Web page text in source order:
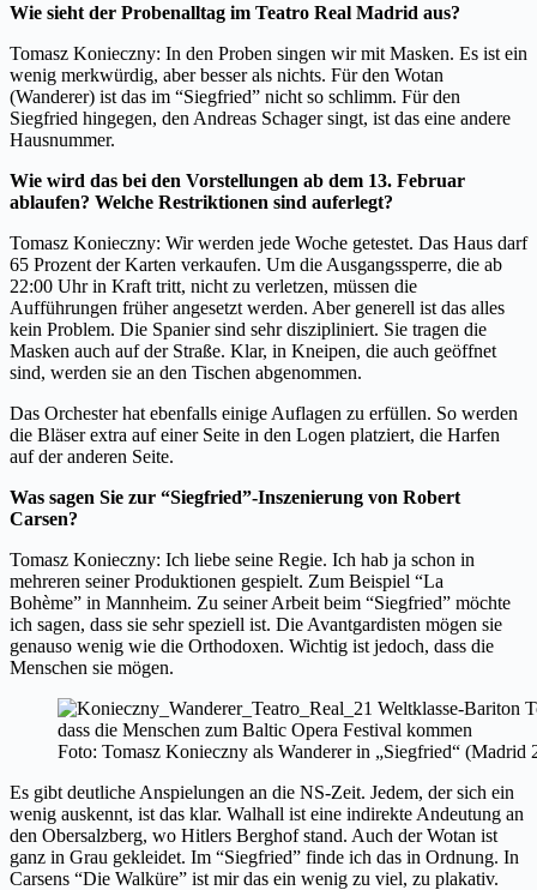
Wie sieht der Probenalltag im Teatro Real Madrid aus?
Tomasz Konieczny: In den Proben singen wir mit Masken. Es ist ein
wenig merkwürdig, aber besser als nichts. Für den Wotan
(Wanderer) ist das im “Siegfried” nicht so schlimm. Für den
Siegfried hingegen, den Andreas Schager singt, ist das eine andere
Hausnummer.
Wie wird das bei den Vorstellungen ab dem 13. Februar
ablaufen? Welche Restriktionen sind auferlegt?
Tomasz Konieczny: Wir werden jede Woche getestet. Das Haus darf
65 Prozent der Karten verkaufen. Um die Ausgangssperre, die ab
22:00 Uhr in Kraft tritt, nicht zu verletzen, müssen die
Aufführungen früher angesetzt werden. Aber generell ist das alles
kein Problem. Die Spanier sind sehr diszipliniert. Sie tragen die
Masken auch auf der Straße. Klar, in Kneipen, die auch geöffnet
sind, werden sie an den Tischen abgenommen.
Das Orchester hat ebenfalls einige Auflagen zu erfüllen. So werden
die Bläser extra auf einer Seite in den Logen platziert, die Harfen
auf der anderen Seite.
Was sagen Sie zur “Siegfried”-Inszenierung von Robert
Carsen?
Tomasz Konieczny: Ich liebe seine Regie. Ich hab ja schon in
mehreren seiner Produktionen gespielt. Zum Beispiel “La
Bohème” in Mannheim. Zu seiner Arbeit beim “Siegfried” möchte
ich sagen, dass sie sehr speziell ist. Die Avantgardisten mögen sie
genauso wenig wie die Orthodoxen. Wichtig ist jedoch, dass die
Menschen sie mögen.
Foto: Tomasz Konieczny als Wanderer in „Siegfried“
Es gibt deutliche Anspielungen an die NS-Zeit. Jedem, der sich ein
wenig auskennt, ist das klar. Walhall ist eine indirekte Andeutung an
den Obersalzberg, wo Hitlers Berghof stand. Auch der Wotan ist
ganz in Grau gekleidet. Im “Siegfried” finde ich das in Ordnung. In
Carsens “Die Walküre” ist mir das ein wenig zu viel, zu plakativ.